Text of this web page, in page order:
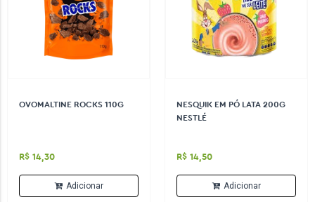
OVOMALTINE ROCKS 110G
R$ 14,30
Adicionar
NESQUIK EM PÓ LATA 200G
NESTLÉ
R$ 14,50
Adicionar